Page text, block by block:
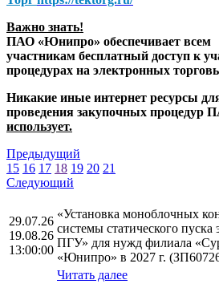
Важно знать!
ПАО «Юнипро» обеспечивает всем
участникам бесплатный доступ к
процедурах на электронных
Никакие иные интернет ресурсы
проведения закупочных процедур
использует.
Предыдущий
15 16 17 18 19 20 21
Следующий
29.07.26
19.08.26
13:00:00
«Установка моноблочных
системы статического
ПГУ» для нужд филиала
«Юнипро» в 2027 г.
Читать далее